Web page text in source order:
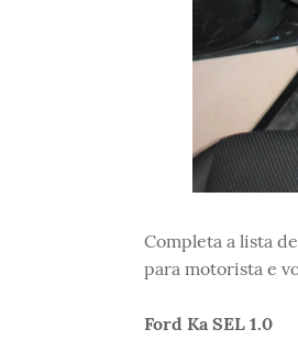
Completa a lista
para motorista e
Ford Ka SEL 1.0